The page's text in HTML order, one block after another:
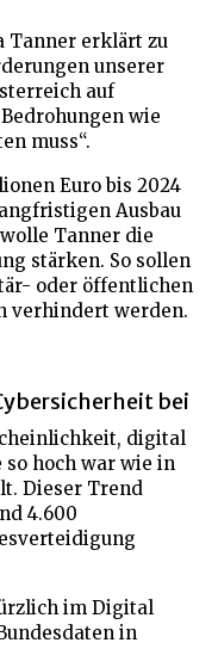
Tanner erklärt zu
unserer
auf
wie
muss“.
Euro bis 2024
Ausbau
Tanner die
stärken. So sollen
oder öffentlichen
verhindert werden.
bei
digital
hoch war wie in
Dieser Trend
4.600
im Digital
in